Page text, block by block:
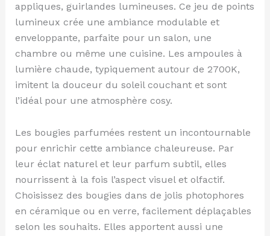
appliques, guirlandes lumineuses. Ce jeu de points
lumineux crée une ambiance modulable et
enveloppante, parfaite pour un salon, une
chambre ou même une cuisine. Les ampoules à
lumière chaude, typiquement autour de 2700K,
imitent la douceur du soleil couchant et sont
l’idéal pour une atmosphère cosy.
Les bougies parfumées restent un incontournable
pour enrichir cette ambiance chaleureuse. Par
leur éclat naturel et leur parfum subtil, elles
nourrissent à la fois l’aspect visuel et olfactif.
Choisissez des bougies dans de jolis photophores
en céramique ou en verre, facilement déplaçables
selon les souhaits. Elles apportent aussi une